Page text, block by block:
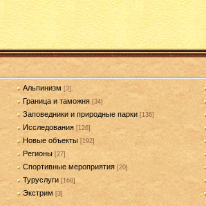
Альпинизм [3]
Граница и таможня [34]
Заповедники и природные парки [136]
Исследования [126]
Новые объекты [192]
Регионы [27]
Спортивные мероприятия [20]
Туруслуги [168]
Экстрим [3]